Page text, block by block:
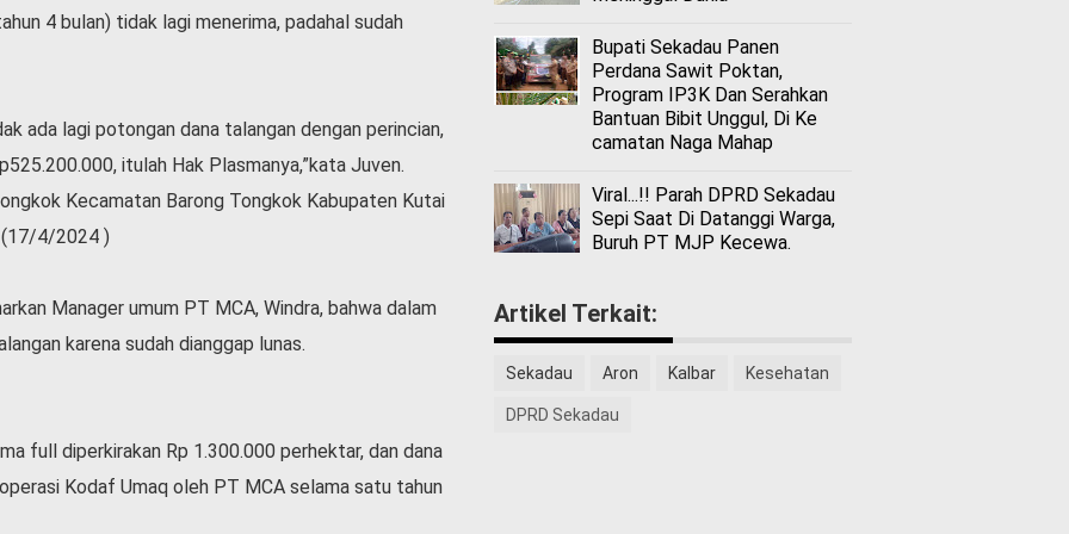
4 bulan) tidak lagi menerima, padahal sudah
ada lagi potongan dana talangan dengan perincian,
itulah Hak Plasmanya,”kata Juven.
Kecamatan Barong Tongkok Kabupaten Kutai
(17/4/2024 )
Manager umum PT MCA, Windra, bahwa dalam
karena sudah dianggap lunas.
full diperkirakan Rp 1.300.000 perhektar, dan dana
Kodaf Umaq oleh PT MCA selama satu tahun
Bupati Sekadau Panen
Perdana Sawit Poktan,
Program IP3K Dan Serahkan
Bantuan Bibit Unggul, Di Ke
camatan Naga Mahap
Viral...!! Parah DPRD Sekadau
Sepi Saat Di Datanggi Warga,
Buruh PT MJP Kecewa.
Artikel Terkait:
Sekadau Aron Kalbar Kesehatan
DPRD Sekadau